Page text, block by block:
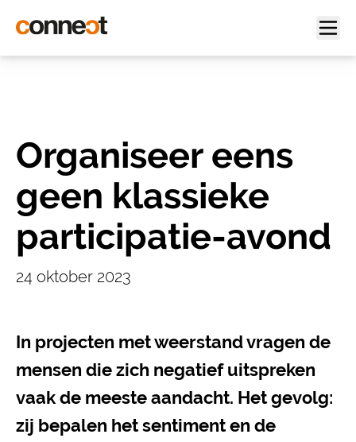
Organiseer eens
geen klassieke
participatie-avond
24 oktober 2023
In projecten met weerstand vragen de
mensen die zich negatief uitspreken
vaak de meeste aandacht. Het gevolg:
zij bepalen het sentiment en de